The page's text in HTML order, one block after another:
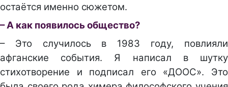
остаётся именно сюжетом.
– А как появилось общество?
– Это случилось в 1983 году, повлияли
афганские события. Я написал в шутку
стихотворение и подписал его «ДООС». Это